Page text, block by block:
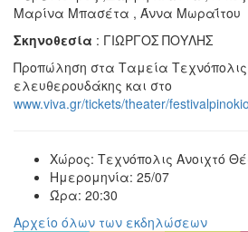
Μαρίνα Μπασέτα , Άννα Μωραΐτου
Σκηνοθεσία : ΓΙΩΡΓΟΣ ΠΟΥΛΗΣ
Προπώληση στα Ταμεία Τεχνόπολις
ελευθερουδάκης και στο
www.viva.gr/tickets/theater/
Χώρος: Τεχνόπολις Ανοιχτό
Ημερομηνία: 25/07
Ώρα: 20:30
Αρχείο όλων των εκδηλώσεων